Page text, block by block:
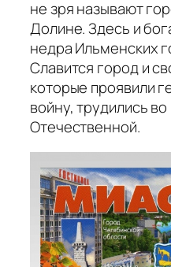
не зря называют
Долине. Здесь и
недра Ильменских
Славится город и
которые проявили
войну, трудились
Отечественной.